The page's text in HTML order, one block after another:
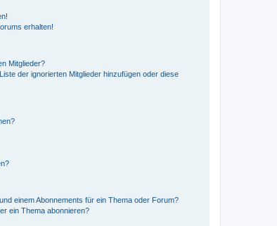
erhalten!
Mitglieder?
der ignorierten Mitglieder hinzufügen oder diese
einem Abonnements für ein Thema oder Forum?
ein Thema abonnieren?